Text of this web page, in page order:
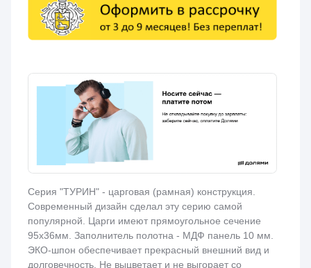
Серия "ТУРИН" - царговая (рамная) конструкция.
Современный дизайн сделал эту серию самой
популярной. Царги имеют прямоугольное сечение
95х36мм. Заполнитель полотна - МДФ панель 10 мм.
ЭКО-шпон обеспечивает прекрасный внешний вид и
долговечность. Не выцветает и не выгорает со